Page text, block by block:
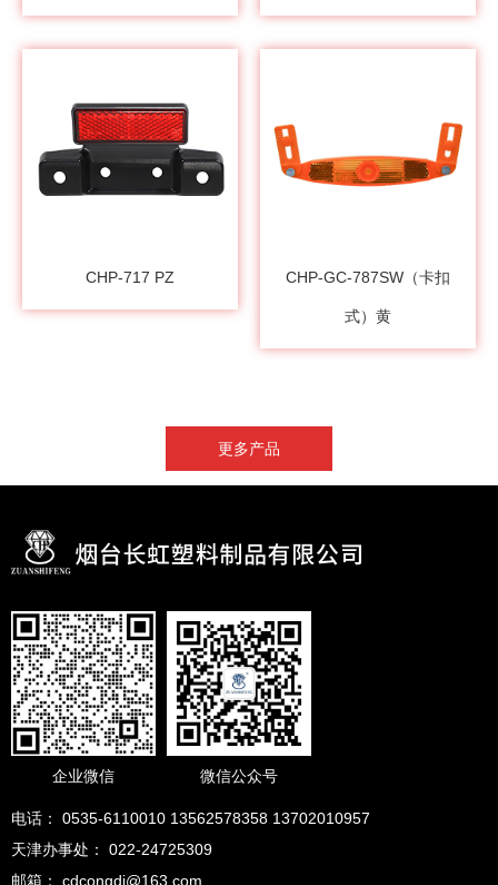
CHP-717 PZ CHP-GC-787SW（卡扣
式）黄
更多产品
企业微信 微信公众号
电话： 0535-6110010 13562578358 13702010957
天津办事处： 022-24725309
邮箱： cdcongdi@163.com